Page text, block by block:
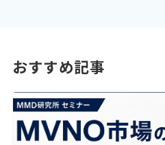
おすすめ記事